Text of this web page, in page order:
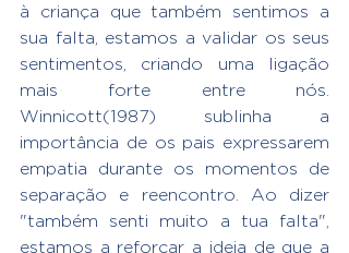
à criança que também sentimos a
sua falta, estamos a validar os seus
sentimentos, criando uma ligação
mais forte entre nós.
Winnicott(1987) sublinha a
importância de os pais expressarem
empatia durante os momentos de
separação e reencontro. Ao dizer
"também senti muito a tua falta",
estamos a reforçar a ideia de que a